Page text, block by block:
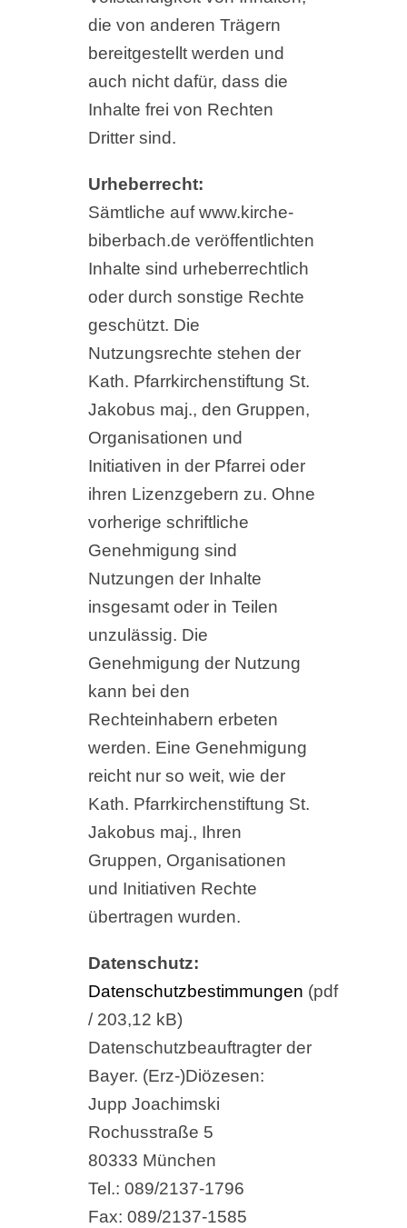
die von anderen Trägern
bereitgestellt werden und
auch nicht dafür, dass die
Inhalte frei von Rechten
Dritter sind.
Urheberrecht:
Sämtliche auf www.kirche-
biberbach.de veröffentlichten
Inhalte sind urheberrechtlich
oder durch sonstige Rechte
geschützt. Die
Nutzungsrechte stehen der
Kath. Pfarrkirchenstiftung St.
Jakobus maj., den Gruppen,
Organisationen und
Initiativen in der Pfarrei oder
ihren Lizenzgebern zu. Ohne
vorherige schriftliche
Genehmigung sind
Nutzungen der Inhalte
insgesamt oder in Teilen
unzulässig. Die
Genehmigung der Nutzung
kann bei den
Rechteinhabern erbeten
werden. Eine Genehmigung
reicht nur so weit, wie der
Kath. Pfarrkirchenstiftung St.
Jakobus maj., Ihren
Gruppen, Organisationen
und Initiativen Rechte
übertragen wurden.
Datenschutz:
Datenschutzbestimmungen (pdf
/ 203,12 kB)
Datenschutzbeauftragter der
Bayer. (Erz-)Diözesen:
Jupp Joachimski
Rochusstraße 5
80333 München
Tel.: 089/2137-1796
Fax: 089/2137-1585